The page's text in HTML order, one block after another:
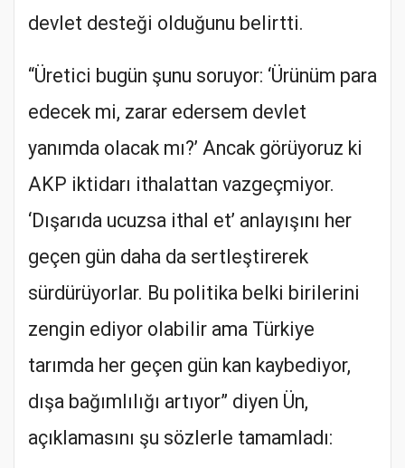
devlet desteği olduğunu belirtti.
“Üretici bugün şunu soruyor: ‘Ürünüm para
edecek mi, zarar edersem devlet
yanımda olacak mı?’ Ancak görüyoruz ki
AKP iktidarı ithalattan vazgeçmiyor.
‘Dışarıda ucuzsa ithal et’ anlayışını her
geçen gün daha da sertleştirerek
sürdürüyorlar. Bu politika belki birilerini
zengin ediyor olabilir ama Türkiye
tarımda her geçen gün kan kaybediyor,
dışa bağımlılığı artıyor” diyen Ün,
açıklamasını şu sözlerle tamamladı: